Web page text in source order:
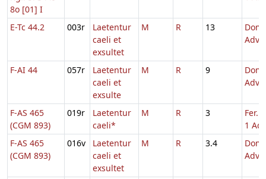
8o [01] I
E-Tc 44.2 003r
Laetentur
caeli et
exsultet
M R 13
F-AI 44 057r
Laetentur
caeli et
exsulte
M R 9
F-AS 465
(CGM 893)
019r
Laetentur
caeli*
M R 3
Fer.
1
F-AS 465
(CGM 893)
016v
Laetentur
caeli et
exsultet
M R 3.4